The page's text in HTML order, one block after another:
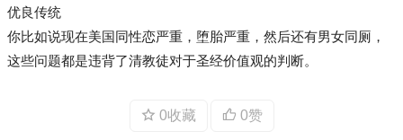
优良传统
你比如说现在美国同性恋严重，堕胎严重，然后还有男女同厕，
这些问题都是违背了清教徒对于圣经价值观的判断。
0收藏 0赞